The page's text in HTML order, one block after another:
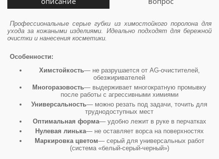
Профессиональные серые губки из химостойкого поролона для
ухода за кожаными изделиями. Идеально подходят для бережной
очистки и нанесения косметики.
Особенности:
Химстойкость— не разрушается от AG-очистителей,
обезжиривателей
Многоразовость— выдерживает многократную промывку
после работы с агрессивными химиями
Универсальность— можно резать под задачи, точить для
труднодоступных мест
Оптимальная форма— удобно лежит в руке в перчатках
Нулевая линька— не оставляет ворса на поверхностях
Маркировка цветом— серый для универсальных работ
(система «белый-серый-черный»)